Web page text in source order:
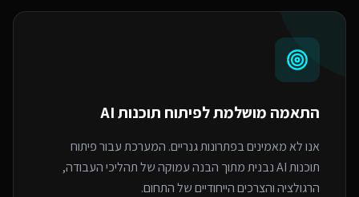
התאמה מושלמת לפיתוח תוכנות AI
אנו לא מאמינים בפתרונות גנריים. המערכת עבור פיתוח
תוכנות AI נבנית מתוך הבנה עמוקה של תהליכי העבודה,
הרגולציה והצרכים הייחודיים של התחום.